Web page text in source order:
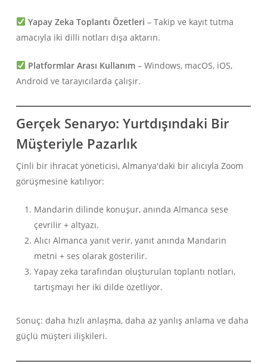
Yapay Zeka Toplantı Özetleri – Takip ve kayıt tutma
amacıyla iki dilli notları dışa aktarın.
Platformlar Arası Kullanım– Windows, macOS, iOS,
Android ve tarayıcılarda çalışır.
Gerçek Senaryo: Yurtdışındaki Bir
Müşteriyle Pazarlık
Çinli bir ihracat yöneticisi, Almanya'daki bir alıcıyla Zoom
görüşmesine katılıyor:
Mandarin dilinde konuşur, anında Almanca sese
çevrilir + altyazı.
Alıcı Almanca yanıt verir, yanıt anında Mandarin
metni + ses olarak gösterilir.
Yapay zeka tarafından oluşturulan toplantı notları,
tartışmayı her iki dilde özetliyor.
Sonuç: daha hızlı anlaşma, daha az yanlış anlama ve daha
güçlü müşteri ilişkileri.